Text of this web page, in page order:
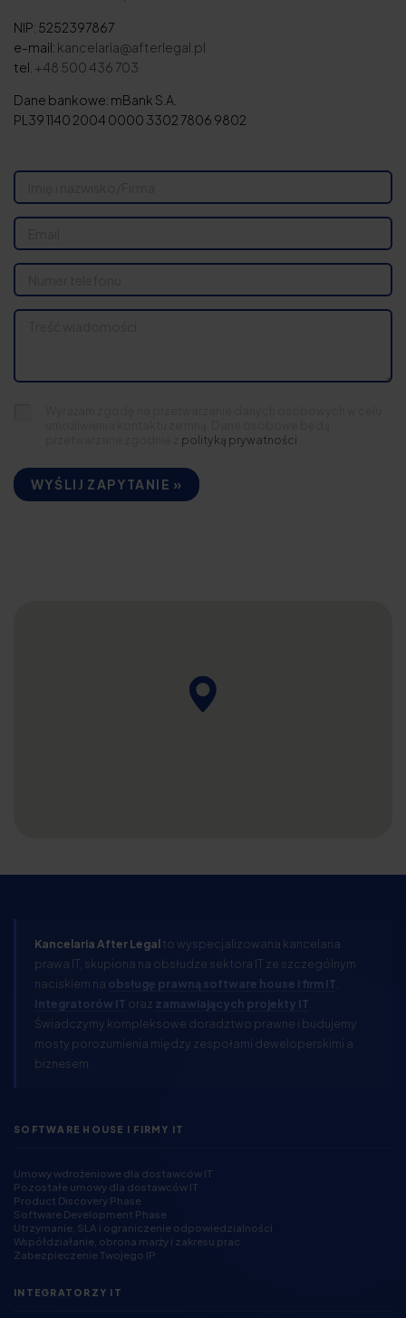
NIP: 5252397867
e-mail: kancelaria@afterlegal.pl
tel. +48 500 436 703
Dane bankowe: mBank S.A.
PL39 1140 2004 0000 3302 7806 9802
polityką prywatności
WYŚLIJ ZAPYTANIE »
Kancelaria After Legalto wyspecjalizowana kancelaria
prawa IT, skupiona na obsłudze sektora IT ze szczególnym
naciskiem na obsługę prawną software house i firm IT
Integratorów IT oraz zamawiających projekty IT
Świadczymy kompleksowe doradztwo prawne i budujemy
mosty porozumienia między zespołami deweloperskimi a
biznesem.
SOFTWARE HOUSE I FIRMY IT
Umowy wdrożeniowe dla dostawców IT
Pozostałe umowy dla dostawców IT
Product Discovery Phase
Software Development Phase
Utrzymanie, SLA i ograniczenie odpowiedzialności
Współdziałanie, obrona marży i zakresu prac
Zabezpieczenie Twojego IP
INTEGRATORZY IT